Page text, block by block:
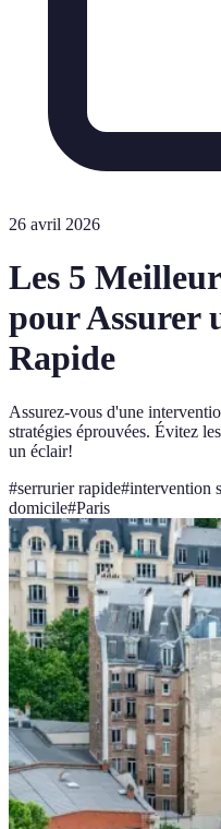
26 avril 2026
Les 5
pour Assurer
Rapide
Assurez-vous d'une
stratégies éprouvées. Évitez
un éclair!
#serrurier rapide#intervention
domicile#Paris